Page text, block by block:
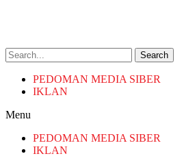
Search
PEDOMAN MEDIA SIBER
IKLAN
Menu
PEDOMAN MEDIA SIBER
IKLAN